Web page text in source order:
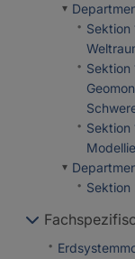
Sektion
Sektion
Sektion
Sektion